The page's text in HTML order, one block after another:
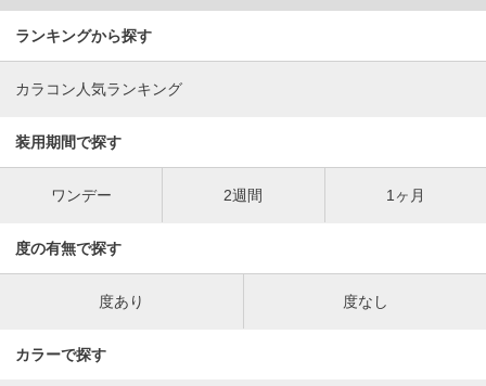
ランキングから探す
カラコン人気ランキング
装用期間で探す
ワンデー 2週間 1ヶ月
度の有無で探す
度あり 度なし
カラーで探す